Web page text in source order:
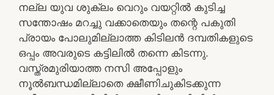
നല്ല യുവ ശുക്ലം വെറും വയറ്റിൽ കുടിച്ച
സന്തോഷം മറച്ചു വക്കാതെയും തന്റെ പകുതി
പ്രായം പോലുമില്ലാത്ത കിടിലൻ ദമ്പതികളുടെ
ഒപ്പം അവരുടെ കട്ടിലിൽ തന്നെ കിടന്നു.
വസ്ത്രമുരിയാത്ത നസി അപ്പോളും
നൂൽബന്ധമില്ലാതെ ക്ഷീണിചുകിടക്കുന്ന